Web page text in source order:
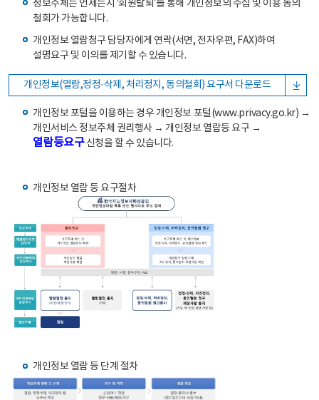
정보주체는 언제든지 ‘회원탈퇴’를 통해 개인정보의 수집 및 이용 동의
철회가 가능합니다.
개인정보 열람청구 담당자에게 연락(서면, 전자우편, FAX)하여
설명요구 및 이의를 제기할 수 있습니다.
개인정보(열람,정정·삭제, 처리정지, 동의철회) 요구서 다운로드
개인정보 포털을 이용하는 경우 개인정보 포털(www.privacy.go.kr) →
개인서비스 정보주체 권리행사 → 개인정보 열람등 요구 →
열람등요구신청을 할 수 있습니다.
개인정보 열람 등 요구절차
개인정보 열람 등 단계 절차